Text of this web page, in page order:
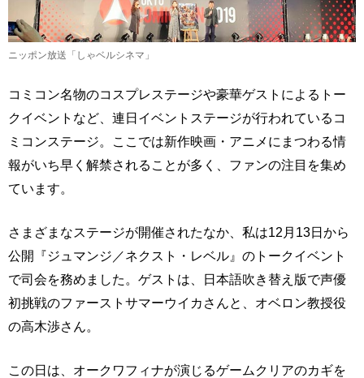
ニッポン放送「しゃベルシネマ」
コミコン名物のコスプレステージや豪華ゲストによるトー
クイベントなど、連日イベントステージが行われているコ
ミコンステージ。ここでは新作映画・アニメにまつわる情
報がいち早く解禁されることが多く、ファンの注目を集め
ています。
さまざまなステージが開催されたなか、私は12月13日から
公開『ジュマンジ／ネクスト・レベル』のトークイベント
で司会を務めました。ゲストは、日本語吹き替え版で声優
初挑戦のファーストサマーウイカさんと、オベロン教授役
の高木渉さん。
この日は、オークワフィナが演じるゲームクリアのカギを